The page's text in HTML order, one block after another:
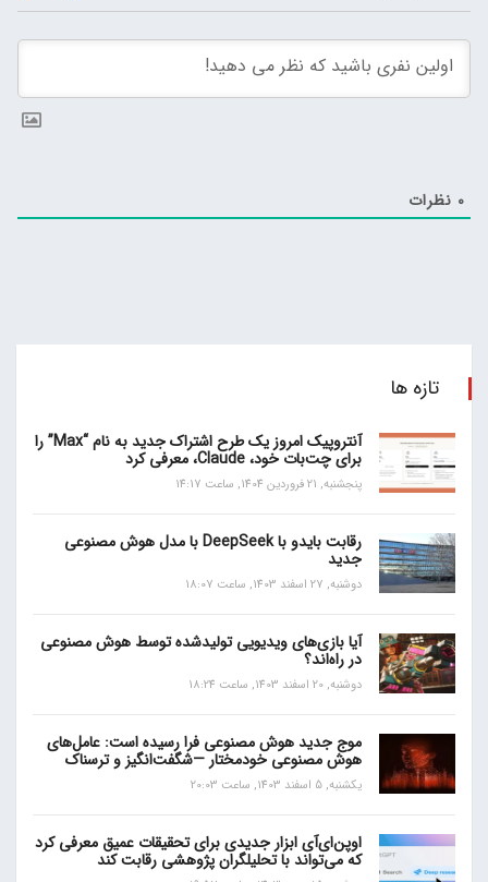
0 نظرات
تازه ها
آنتروپیک امروز یک طرح اشتراک جدید به نام “Max” را
برای چت‌بات خود، Claude، معرفی کرد
پنجشنبه, 21 فروردین 1404, ساعت 14:17
رقابت بایدو با DeepSeek با مدل هوش مصنوعی
جدید
دوشنبه, 27 اسفند 1403, ساعت 18:07
آیا بازی‌های ویدیویی تولیدشده توسط هوش مصنوعی
در راه‌اند؟
دوشنبه, 20 اسفند 1403, ساعت 18:24
موج جدید هوش مصنوعی فرا رسیده است: عامل‌های
هوش مصنوعی خودمختار —شگفت‌انگیز و ترسناک
یکشنبه, 5 اسفند 1403, ساعت 20:03
اوپن‌ای‌آی ابزار جدیدی برای تحقیقات عمیق معرفی کرد
که می‌تواند با تحلیلگران پژوهشی رقابت کند